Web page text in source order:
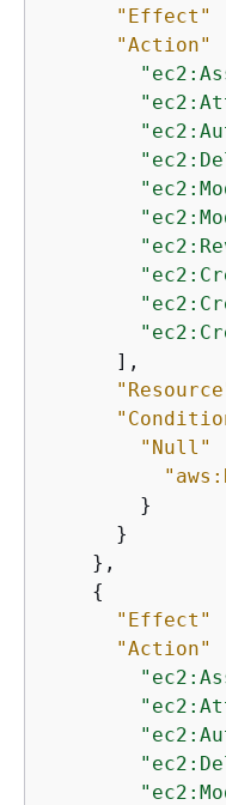
"Effect"
"Action"
      ],
"Null"
        }
      }
    },
{
"Effect"
"Action"